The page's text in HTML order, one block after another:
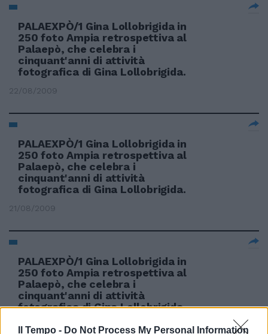
Il Tempo - Do Not Process My Personal Information
PALAEXPÒ/1 Gina Lollobrigida in
250 foto Ampia retrospettiva al
Palaepò, che celebra i
cinquant'anni di attività
fotografica di Gina Lollobrigida.
22/08/2009
PALAEXPÒ/1 Gina Lollobrigida in
250 foto Ampia retrospettiva al
Palaepò, che celebra i
cinquant'anni di attività
fotografica di Gina Lollobrigida.
21/08/2009
PALAEXPÒ/1 Gina Lollobrigida in
250 foto Ampia retrospettiva al
Palaepò, che celebra i
cinquant'anni di attività
fotografica di Gina Lollobrigida.
20/08/2009